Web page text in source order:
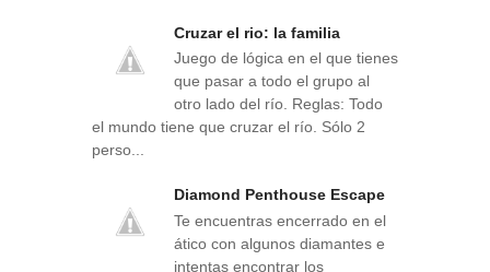
Cruzar el rio: la familia
Juego de lógica en el que tienes
que pasar a todo el grupo al
otro lado del río. Reglas: Todo
el mundo tiene que cruzar el río. Sólo 2
perso...
Diamond Penthouse Escape
Te encuentras encerrado en el
ático con algunos diamantes e
intentas encontrar los